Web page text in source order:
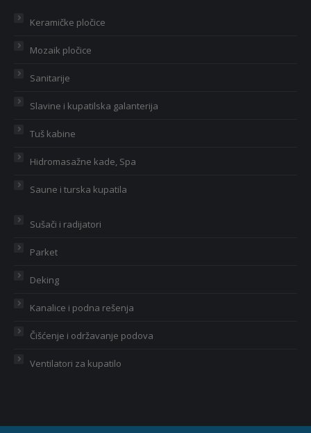
Keramičke pločice
Mozaik pločice
Sanitarije
Slavine i kupatilska galanterija
Tuš kabine
Hidromasažne kade, Spa
Saune i turska kupatila
Sušači i radijatori
Parket
Deking
Kanalice i podna rešenja
Čišćenje i održavanje podova
Ventilatori za kupatilo